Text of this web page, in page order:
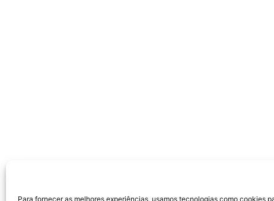
Para fornecer as melhores experiências, usamos tecnologias como cookies